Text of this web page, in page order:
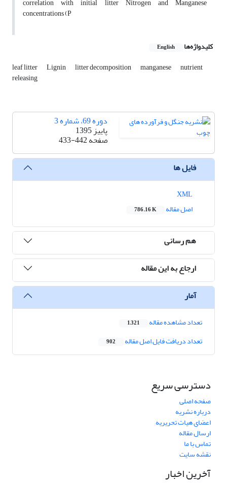
correlation with initial litter Nitrogen and Manganese
concentrations (P
کلیدواژه‌ها English
leaf litter Lignin litter decomposition manganese nutrient
releasing
دوره 69، شماره 3
پاییز 1395
صفحه433-442
فایل ها
اصل مقاله
786.16 K
هم رسانی
ارجاع به این مقاله
آمار
تعداد مشاهده مقاله 1,321
تعداد دریافت فایل اصل مقاله 902
دسترسی سریع
صفحه اصلی
درباره نشریه
اعضای هیات تحریریه
ارسال مقاله
تماس با ما
نقشه سایت
آخرین اخبار